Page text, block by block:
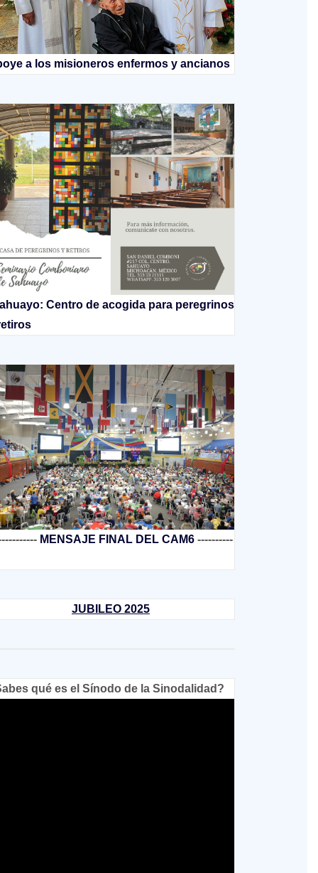
a los misioneros enfermos y ancianos
Centro de acogida para peregrinos
MENSAJE FINAL DEL CAM6 ----------
JUBILEO 2025
qué es el Sínodo de la Sinodalidad?